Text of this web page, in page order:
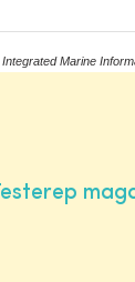
Integrated Marine